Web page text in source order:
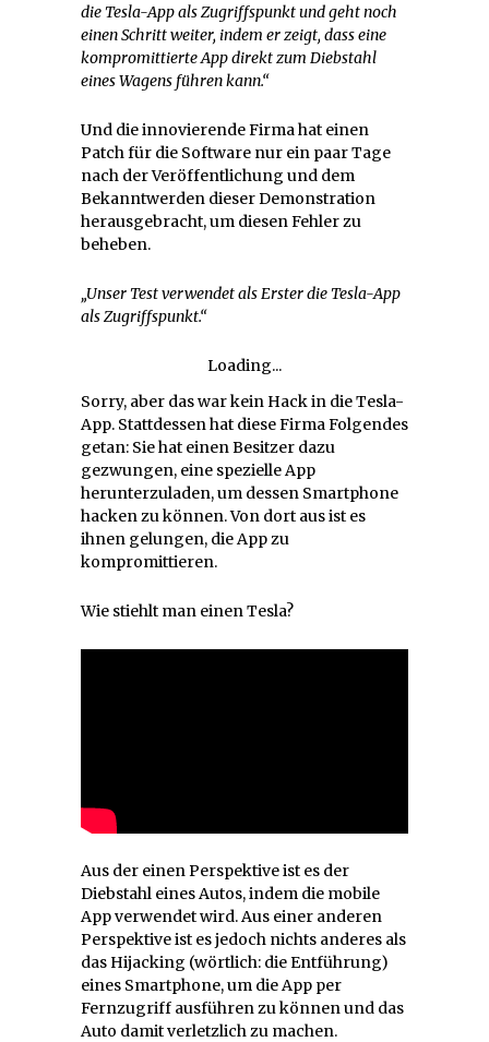
die Tesla-App als Zugriffspunkt und geht noch
einen Schritt weiter, indem er zeigt, dass eine
kompromittierte App direkt zum Diebstahl
eines Wagens führen kann.“
Und die innovierende Firma hat einen
Patch für die Software nur ein paar Tage
nach der Veröffentlichung und dem
Bekanntwerden dieser Demonstration
herausgebracht, um diesen Fehler zu
beheben.
„Unser Test verwendet als Erster die Tesla-App
als Zugriffspunkt.“
Loading...
Sorry, aber das war kein Hack in die Tesla-
App. Stattdessen hat diese Firma Folgendes
getan: Sie hat einen Besitzer dazu
gezwungen, eine spezielle App
herunterzuladen, um dessen Smartphone
hacken zu können. Von dort aus ist es
ihnen gelungen, die App zu
kompromittieren.
Wie stiehlt man einen Tesla?
Aus der einen Perspektive ist es der
Diebstahl eines Autos, indem die mobile
App verwendet wird. Aus einer anderen
Perspektive ist es jedoch nichts anderes als
das Hijacking (wörtlich: die Entführung)
eines Smartphone, um die App per
Fernzugriff ausführen zu können und das
Auto damit verletzlich zu machen.